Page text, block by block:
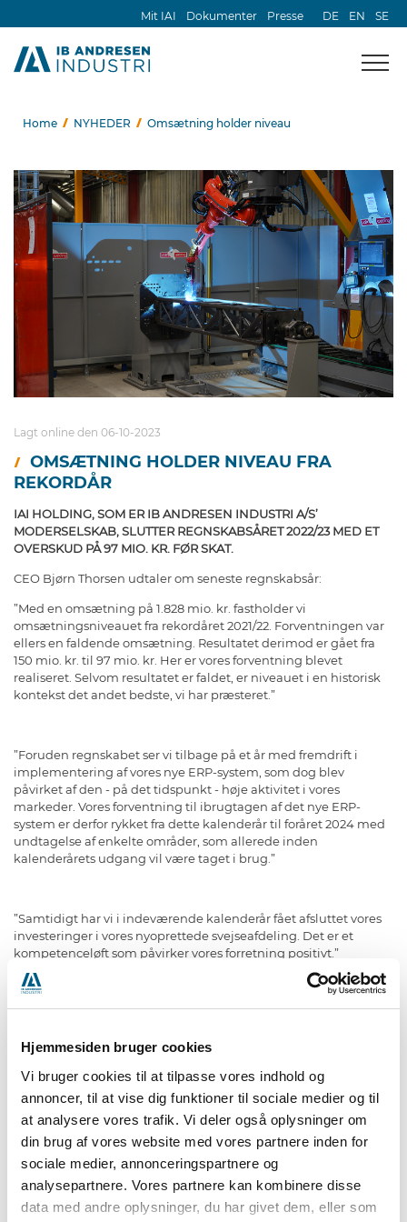
Hjemmesiden bruger cookies
Vi bruger cookies til at tilpasse vores indhold og
annoncer, til at vise dig funktioner til sociale medier og til
at analysere vores trafik. Vi deler også oplysninger om
din brug af vores website med vores partnere inden for
sociale medier, annonceringspartnere og
analysepartnere. Vores partnere kan kombinere disse
data med andre oplysninger, du har givet dem, eller som
DE EN SE
Mit IAI Dokumenter Presse
Home NYHEDER Omsætning holder niveau
Lagt online den 06-10-2023
OMSÆTNING HOLDER NIVEAU FRA
REKORDÅR
IAI HOLDING, SOM ER IB ANDRESEN INDUSTRI A/S’
MODERSELSKAB, SLUTTER REGNSKABSÅRET 2022/23 MED ET
OVERSKUD PÅ 97 MIO. KR. FØR SKAT.
CEO Bjørn Thorsen udtaler om seneste regnskabsår:
”Med en omsætning på 1.828 mio. kr. fastholder vi
omsætningsniveauet fra rekordåret 2021/22. Forventningen var
ellers en faldende omsætning. Resultatet derimod er gået fra
150 mio. kr. til 97 mio. kr. Her er vores forventning blevet
realiseret. Selvom resultatet er faldet, er niveauet i en historisk
kontekst det andet bedste, vi har præsteret.”
”Foruden regnskabet ser vi tilbage på et år med fremdrift i
implementering af vores nye ERP-system, som dog blev
påvirket af den - på det tidspunkt - høje aktivitet i vores
markeder. Vores forventning til ibrugtagen af det nye ERP-
system er derfor rykket fra dette kalenderår til foråret 2024 med
undtagelse af enkelte områder, som allerede inden
kalenderårets udgang vil være taget i brug.”
”Samtidigt har vi i indeværende kalenderår fået afsluttet vores
investeringer i vores nyoprettede svejseafdeling. Det er et
kompetenceløft som påvirker vores forretning positivt.”
Ib Andresen Industri A/S har igen i år kunne belønne sine
månedsløn på grund af resultatet af årsregnskabet.
Inflation og rentestigninger afføder usikkerhed
Om forventningerne til dette regnskabsår udtaler Bjørn
Thorsen:
”På samme tidspunkt sidste år frygtede vi en mulig recession,
som ikke kom. Siden er inflationstrykket aftaget, men er stadig